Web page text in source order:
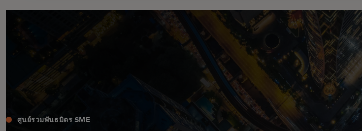
ศูนย์รวมพันธมิตร SME